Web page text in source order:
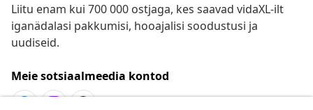
Liitu enam kui 700 000 ostjaga, kes saavad vidaXL-ilt
iganädalasi pakkumisi, hooajalisi soodustusi ja
uudiseid.
Meie sotsiaalmeedia kontod